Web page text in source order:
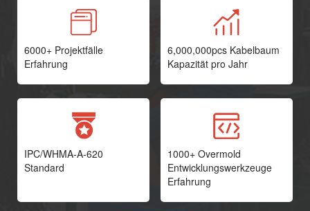
6000+ Projektfälle
Erfahrung
6,000,000pcs Kabelbaum
Kapazität pro Jahr
IPC/WHMA-A-620
Standard
1000+ Overmold
Entwicklungswerkzeuge
Erfahrung